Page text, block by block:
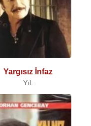
Yargısız İnfaz
Yıl: